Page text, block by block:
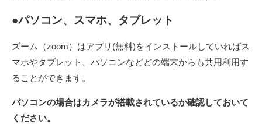
●パソコン、スマホ、タブレット
ズーム（zoom）はアプリ(無料)をインストールしていればス
マホやタブレット、パソコンなどどの端末からも共用利用す
ることができます。
パソコンの場合はカメラが搭載されているか確認しておいて
ください。